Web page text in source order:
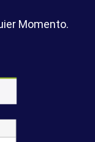
Momento.